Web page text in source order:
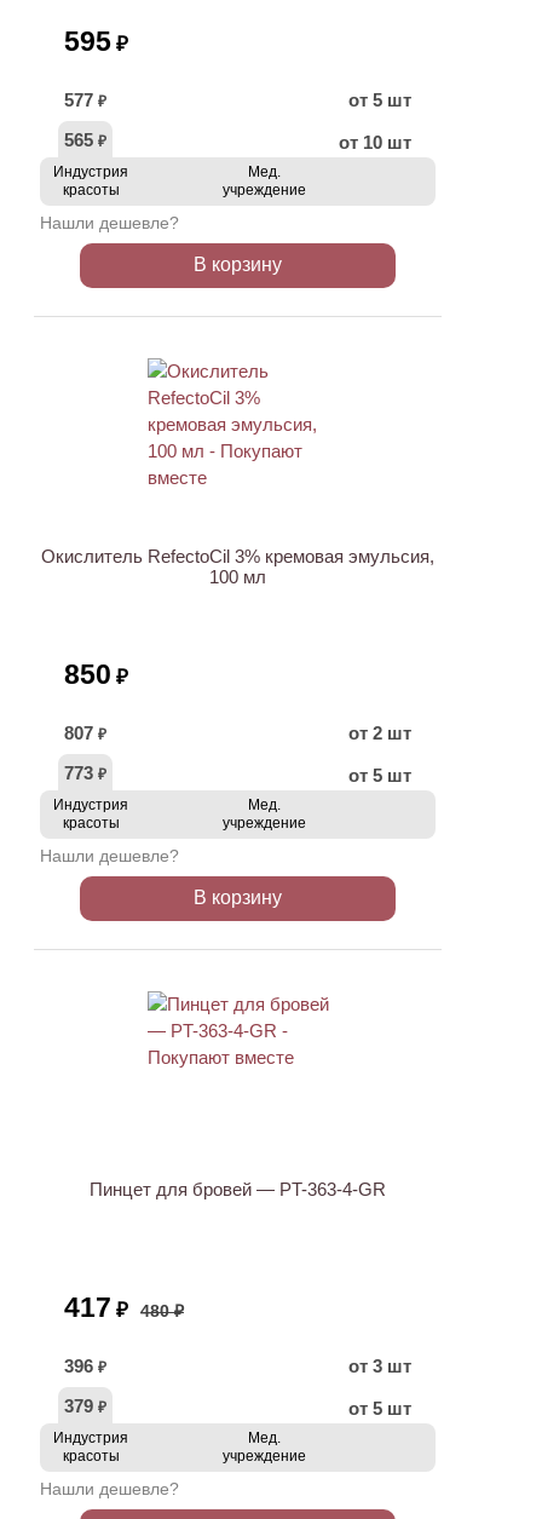
595 ₽
577 ₽
от 5 шт
565 ₽ от 10 шт
Индустрия
красоты
Мед.
учреждение
Нашли дешевле?
В корзину
Окислитель RefectoCil 3% кремовая эмульсия,
100 мл
850 ₽
807 ₽
от 2 шт
773 ₽ от 5 шт
Индустрия
красоты
Мед.
учреждение
Нашли дешевле?
В корзину
Пинцет для бровей — PT-363-4-GR
417 ₽ 480 ₽
396 ₽
от 3 шт
379 ₽ от 5 шт
Индустрия
красоты
Мед.
учреждение
Нашли дешевле?